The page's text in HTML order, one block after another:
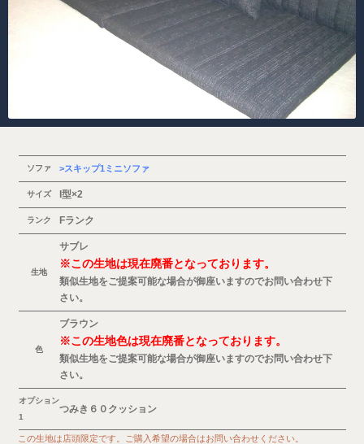
ソファ スキップ1ミニソファ
サイズ I型×2
ランク Fランク
生地
サブレ
※この生地は現在廃番となっております。
類似生地をご提案可能な場合が御座いますのでお問い合わせ下
さい。
色
ブラウン
※この生地色は現在廃番となっております。
類似生地をご提案可能な場合が御座いますのでお問い合わせ下
さい。
オプション
1
つみき６０クッション
この生地は店頭限定です。ご購入希望の場合はお問い合わせください。